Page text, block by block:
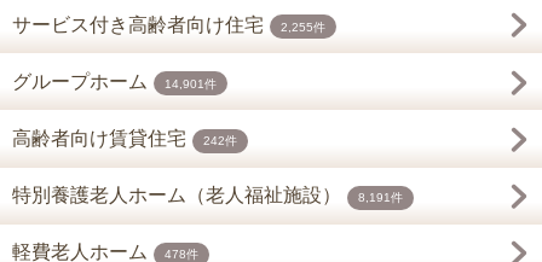
サービス付き高齢者向け住宅 2,255件
グループホーム 14,901件
高齢者向け賃貸住宅 242件
特別養護老人ホーム（老人福祉施設） 8,191件
軽費老人ホーム 478件